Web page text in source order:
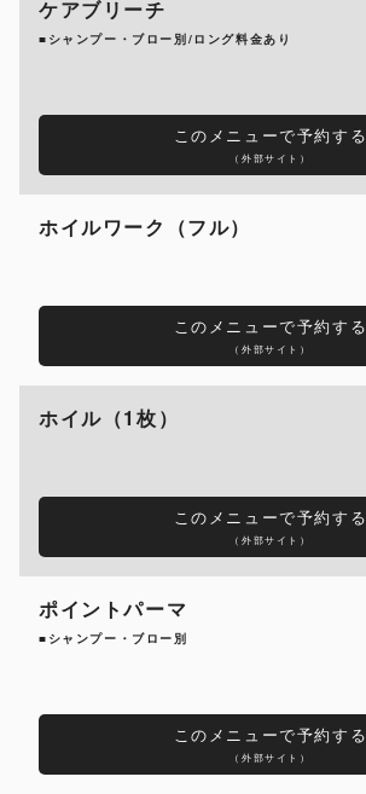
ケアブリーチ
■シャンプー・ブロー別/ロング料金あり
このメニューで予約する
（外部サイト）
ホイルワーク（フル）
このメニューで予約する
（外部サイト）
ホイル（1枚）
このメニューで予約する
（外部サイト）
ポイントパーマ
■シャンプー・ブロー別
このメニューで予約する
（外部サイト）